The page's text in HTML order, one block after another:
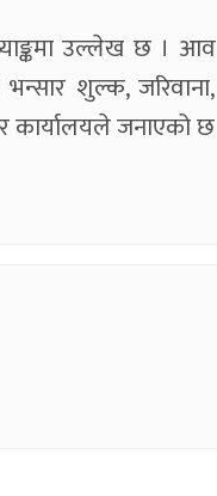
उल्लेख छ । आव
शुल्क, जरिवाना,
कार्यालयले जनाएको छ